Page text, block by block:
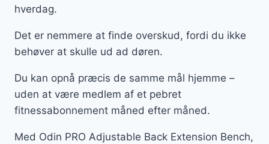
hverdag.
Det er nemmere at finde overskud, fordi du ikke
behøver at skulle ud ad døren.
Du kan opnå præcis de samme mål hjemme –
uden at være medlem af et pebret
fitnessabonnement måned efter måned.
Med Odin PRO Adjustable Back Extension Bench,